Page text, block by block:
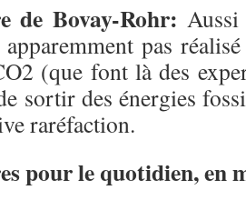
de Bovay-Rohr:
pas
(que font là des
sortir des énergies
raréfaction.
pour le quotidien, en